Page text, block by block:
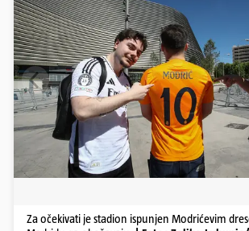
Za očekivati je stadion ispunjen Modrićevim